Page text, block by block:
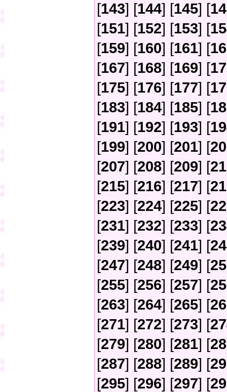
[143] [144] [145] [
[151] [152] [153] [
[159] [160] [161] [
[167] [168] [169] [
[175] [176] [177] [
[183] [184] [185] [
[191] [192] [193] [
[199] [200] [201] [
[207] [208] [209] [
[215] [216] [217] [
[223] [224] [225] [
[231] [232] [233] [
[239] [240] [241] [
[247] [248] [249] [
[255] [256] [257] [
[263] [264] [265] [
[271] [272] [273] [
[279] [280] [281] [
[287] [288] [289] [
[295] [296] [297] [